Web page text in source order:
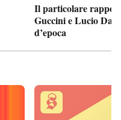
Il particolare
Guccini e Lucio
d’epoca